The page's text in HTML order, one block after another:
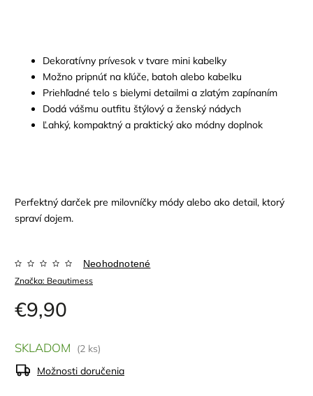
Dekoratívny prívesok v tvare mini kabelky
Možno pripnúť na kľúče, batoh alebo kabelku
Priehľadné telo s bielymi detailmi a zlatým zapínaním
Dodá vášmu outfitu štýlový a ženský nádych
Ľahký, kompaktný a praktický ako módny doplnok
Perfektný darček pre milovníčky módy alebo ako detail, ktorý
spraví dojem.
Značka: Beautimess
Neohodnotené
€9,90
SKLADOM
(2 ks)
Možnosti doručenia